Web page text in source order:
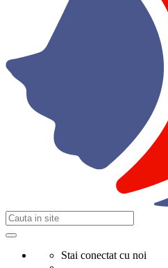
Stai conectat cu noi